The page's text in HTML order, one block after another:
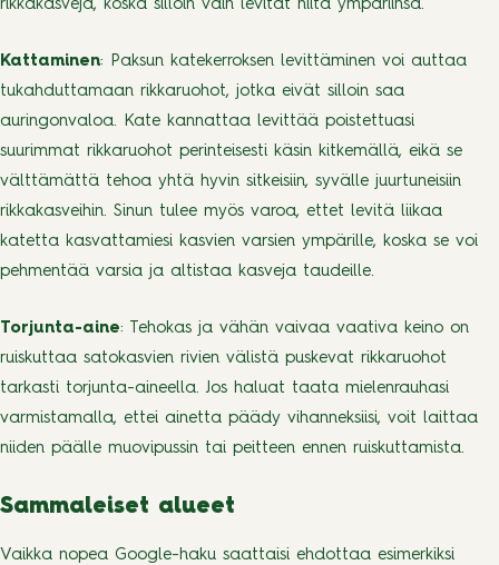
rikkakasveja, koska silloin vain levität niitä ympäriinsä.
Kattaminen: Paksun katekerroksen levittäminen voi auttaa
tukahduttamaan rikkaruohot, jotka eivät silloin saa
auringonvaloa. Kate kannattaa levittää poistettuasi
suurimmat rikkaruohot perinteisesti käsin kitkemällä, eikä se
välttämättä tehoa yhtä hyvin sitkeisiin, syvälle juurtuneisiin
rikkakasveihin. Sinun tulee myös varoa, ettet levitä liikaa
katetta kasvattamiesi kasvien varsien ympärille, koska se voi
pehmentää varsia ja altistaa kasveja taudeille.
Torjunta-aine: Tehokas ja vähän vaivaa vaativa keino on
ruiskuttaa satokasvien rivien välistä puskevat rikkaruohot
tarkasti torjunta-aineella. Jos haluat taata mielenrauhasi
varmistamalla, ettei ainetta päädy vihanneksiisi, voit laittaa
niiden päälle muovipussin tai peitteen ennen ruiskuttamista.
Sammaleiset alueet
Vaikka nopea Google-haku saattaisi ehdottaa esimerkiksi